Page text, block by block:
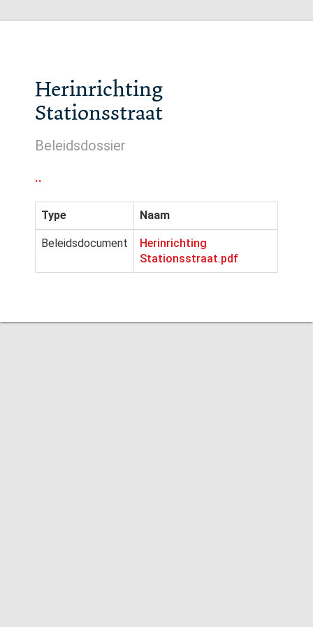
Herinrichting
Stationsstraat
Beleidsdossier
..
Type Naam
Beleidsdocument
Herinrichting
Stationsstraat.pdf